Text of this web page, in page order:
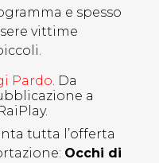
e spesso
vittime
Pardo. Da
a
tutta l’offerta
Occhi di